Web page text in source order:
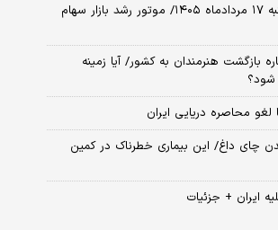
پیش بینی بورس فردا شنبه ۱۷ مردادماه ۱۴۰۵/ موتور رشد بازار سهام
بازگشت هنرمندان به کشور/ آیا زمینه
شود؟
محاصره دریایی ایران
چای داغ/ این بیماری خطرناک در کمین
ایران + جزئیات